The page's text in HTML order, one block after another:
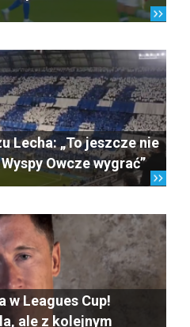
Lecha: „To jeszcze nie
Owcze wygrać”
w Leagues Cup!
ale z kolejnym